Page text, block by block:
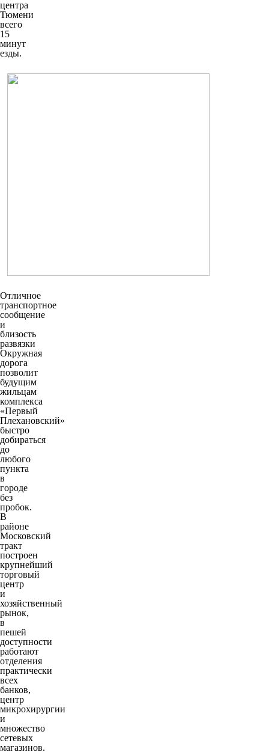
центра
Тюмени
всего
15
минут
езды.
Отличное
транспортное
сообщение
и
близость
развязки
Окружная
дорога
позволит
будущим
жильцам
комплекса
«Первый
Плехановский»
быстро
добираться
до
любого
пункта
в
городе
без
пробок.
В
районе
Московский
тракт
построен
крупнейший
торговый
центр
и
хозяйственный
рынок,
в
пешей
доступности
работают
отделения
практически
всех
банков,
центр
микрохирургии
и
множество
сетевых
магазинов.